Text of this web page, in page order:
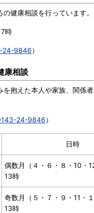
健康相談を行っています。
時
24-9846）
康相談
抱えた本人や家族、関係
24-9846）
日時
偶数月（４・６・８・10・
13時
奇数月（５・７・９・11・１
13時